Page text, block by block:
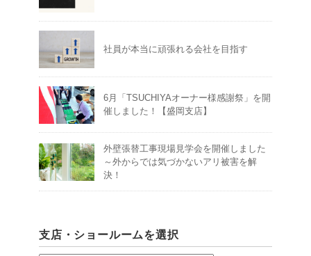
社員が本当に頑張れる会社を目指す
6月「TSUCHIYAオーナー様感謝祭」を開
催しました！【盛岡支店】
外壁張替工事現場見学会を開催しました
～外からでは気づかないアリ被害を解
決！
支店・ショールームを選択